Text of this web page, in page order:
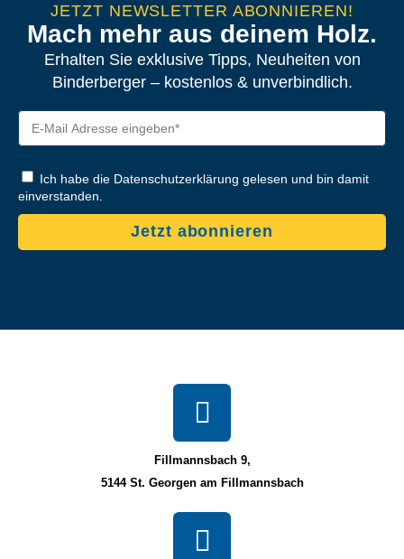
JETZT NEWSLETTER ABONNIEREN!
Mach mehr aus deinem Holz.
Erhalten Sie exklusive Tipps, Neuheiten von
Binderberger – kostenlos & unverbindlich.
Ich habe die Datenschutzerklärung gelesen und bin damit
einverstanden.
Jetzt abonnieren
Fillmannsbach 9,
5144 St. Georgen am Fillmannsbach